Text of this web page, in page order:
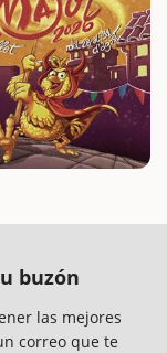
buzón
las mejores
correo que te